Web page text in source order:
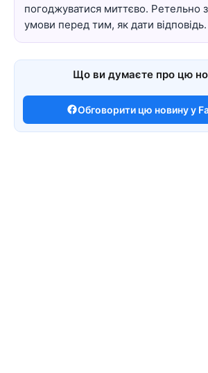
погоджуватися миттєво. Ретельно
умови перед тим, як дати відповідь.
Що ви думаєте про цю
Обговорити цю новину у